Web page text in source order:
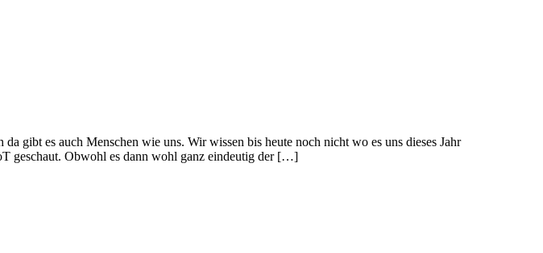
gibt es auch Menschen wie uns. Wir wissen bis heute noch nicht wo es uns dieses Jahr
geschaut. Obwohl es dann wohl ganz eindeutig der […]